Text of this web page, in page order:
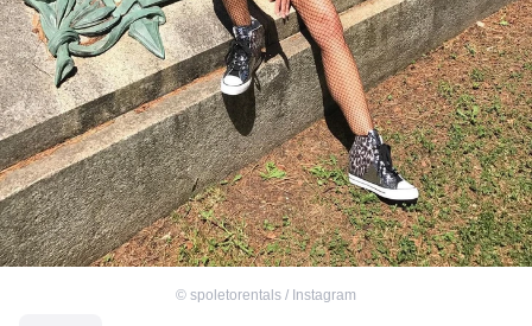
© spoletorentals / Instagram